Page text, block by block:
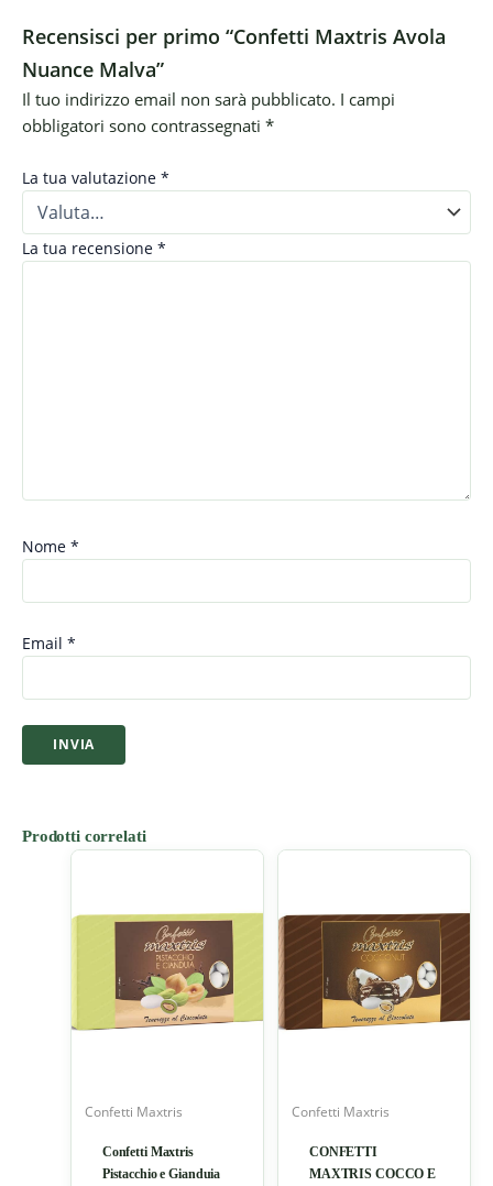
Recensisci per primo “Confetti Maxtris Avola
Nuance Malva”
Il tuo indirizzo email non sarà pubblicato. I campi
obbligatori sono contrassegnati *
La tua valutazione *
La tua recensione *
Nome *
Email *
Prodotti correlati
Confetti Maxtris
Confetti Maxtris
Pistacchio e Gianduia
Confetti Maxtris
CONFETTI
MAXTRIS COCCO E